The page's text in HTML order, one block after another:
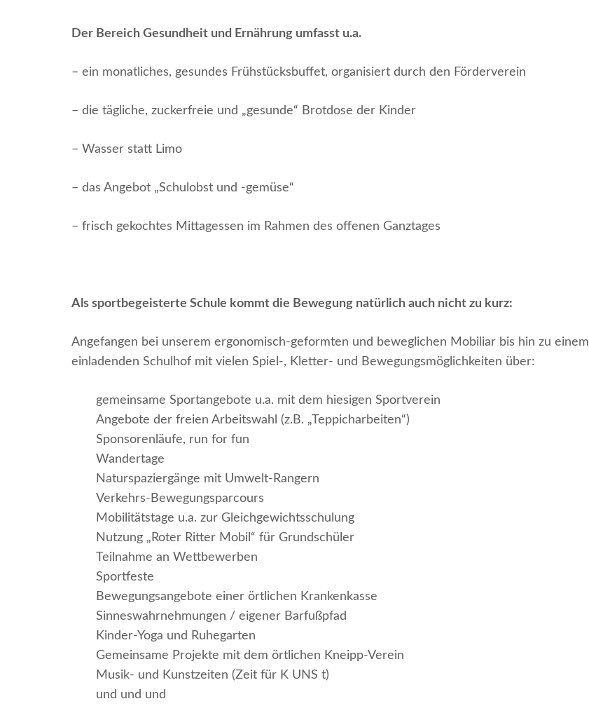
Der Bereich Gesundheit und Ernährung umfasst u.a.
– ein monatliches, gesundes Frühstücksbuffet, organisiert durch den Förderverein
– die tägliche, zuckerfreie und „gesunde“ Brotdose der Kinder
– Wasser statt Limo
– das Angebot „Schulobst und -gemüse“
– frisch gekochtes Mittagessen im Rahmen des offenen Ganztages
Als sportbegeisterte Schule kommt die Bewegung natürlich auch nicht zu kurz:
Angefangen bei unserem ergonomisch-geformten und beweglichen Mobiliar bis hin zu einem
einladenden Schulhof mit vielen Spiel-, Kletter- und Bewegungsmöglichkeiten über:
gemeinsame Sportangebote u.a. mit dem hiesigen Sportverein
Angebote der freien Arbeitswahl (z.B. „Teppicharbeiten“)
Sponsorenläufe, run for fun
Wandertage
Naturspaziergänge mit Umwelt-Rangern
Verkehrs-Bewegungsparcours
Mobilitätstage u.a. zur Gleichgewichtsschulung
Nutzung „Roter Ritter Mobil“ für Grundschüler
Teilnahme an Wettbewerben
Sportfeste
Bewegungsangebote einer örtlichen Krankenkasse
Sinneswahrnehmungen / eigener Barfußpfad
Kinder-Yoga und Ruhegarten
Gemeinsame Projekte mit dem örtlichen Kneipp-Verein
Musik- und Kunstzeiten (Zeit für K UNS t)
und und und